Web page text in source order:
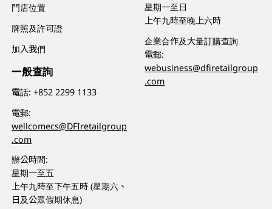
門店位置
牌照及許可證
加入我們
一般查詢
電話:+852 2299 1133
電郵:
wellcomecs@DFIretailgroup
.com
辦公時間:
星期一至五
上午九時至下午五時 (星期六、
日及公眾假期休息)
星期一至日
上午九時至晚上六時
企業合作及大量訂購查詢
電郵:
webusiness@dfiretailgroup
.com